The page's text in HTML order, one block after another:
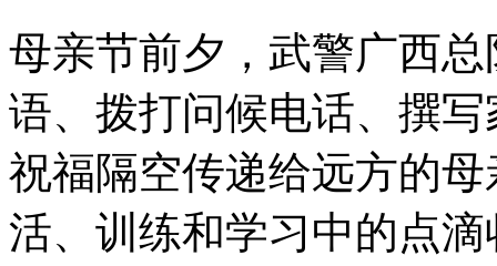
母亲节前夕，武警广西
语、拨打问候电话、撰
祝福隔空传递给远方的
活、训练和学习中的点